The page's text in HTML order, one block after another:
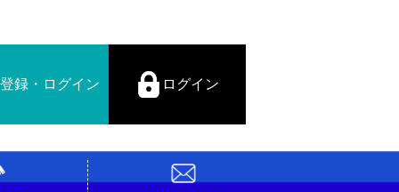
録・ログイン ログイン